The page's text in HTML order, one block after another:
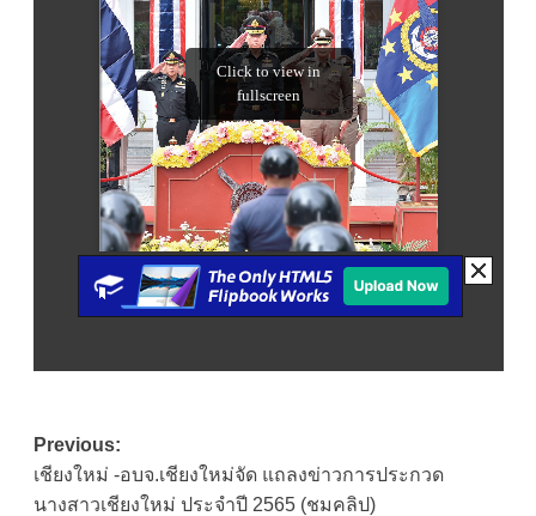
Post
navigation
Previous:
เชียงใหม่ -อบจ.เชียงใหม่จัด แถลงข่าวการประกวด
นางสาวเชียงใหม่ ประจำปี 2565 (ชมคลิป)